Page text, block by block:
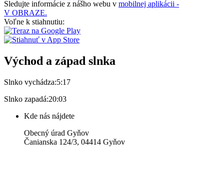
Sledujte informácie z nášho webu v mobilnej aplikácii -
V OBRAZE.
Voľne k stiahnutiu:
Východ a západ slnka
Slnko vychádza:5:17
Slnko zapadá:20:03
Kde nás nájdete
Obecný úrad Gyňov
Čanianska 124/3, 04414 Gyňov